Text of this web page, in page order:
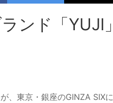
ンド「YUJI
、東京・銀座のGINZA SIX